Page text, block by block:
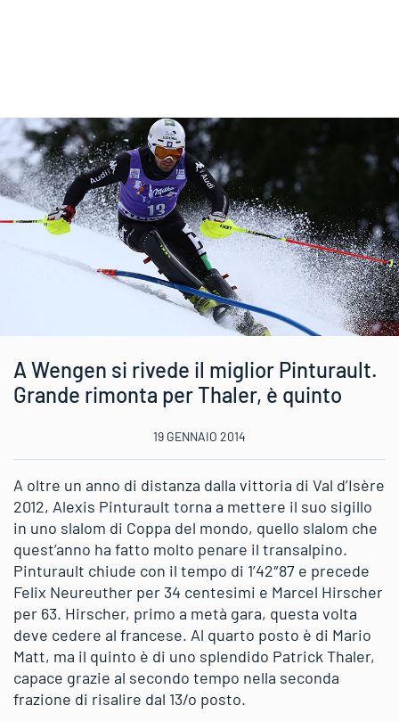
A Wengen si rivede il miglior Pinturault.
Grande rimonta per Thaler, è quinto
19 GENNAIO 2014
A oltre un anno di distanza dalla vittoria di Val d’Isère
2012, Alexis Pinturault torna a mettere il suo sigillo
in uno slalom di Coppa del mondo, quello slalom che
quest’anno ha fatto molto penare il transalpino.
Pinturault chiude con il tempo di 1’42″87 e precede
Felix Neureuther per 34 centesimi e Marcel Hirscher
per 63. Hirscher, primo a metà gara, questa volta
deve cedere al francese. Al quarto posto è di Mario
Matt, ma il quinto è di uno splendido Patrick Thaler,
capace grazie al secondo tempo nella seconda
frazione di risalire dal 13/o posto.